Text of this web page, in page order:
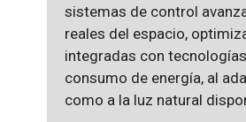
sistemas de control
reales del espacio,
integradas con
consumo de energía, al
como a la luz natural